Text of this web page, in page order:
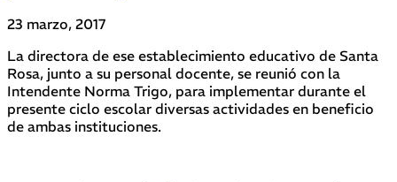
23 marzo, 2017
La directora de ese establecimiento educativo de Santa
Rosa, junto a su personal docente, se reunió con la
Intendente Norma Trigo, para implementar durante el
presente ciclo escolar diversas actividades en beneficio
de ambas instituciones.